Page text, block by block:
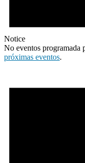
Notice
No eventos programada
próximas eventos.